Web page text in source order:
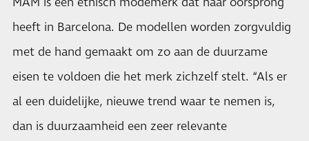
heeft in Barcelona. De modellen worden zorgvuldig
met de hand gemaakt om zo aan de duurzame
eisen te voldoen die het merk zichzelf stelt. “Als er
al een duidelijke, nieuwe trend waar te nemen is,
dan is duurzaamheid een zeer relevante